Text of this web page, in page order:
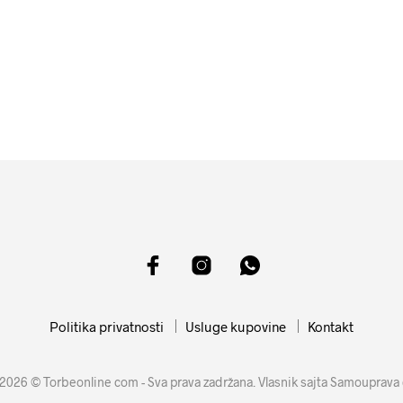
Politika privatnosti Usluge kupovine Kontakt
© Torbeonline com - Sva prava zadržana. Vlasnik sajta Samouprava